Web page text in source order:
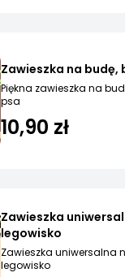
Zawieszka na budę,
Piękna zawieszka na
psa
10,90 zł
Zawieszka
legowisko
Zawieszka uniwersalna
legowisko